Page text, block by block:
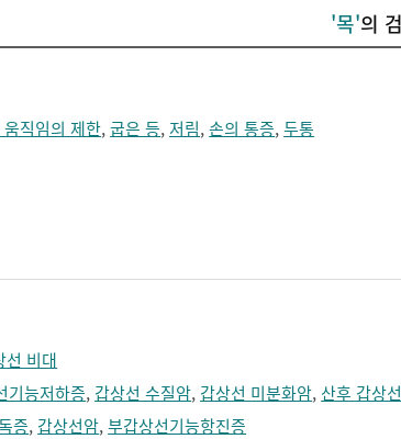
'목'의
움직임의 제한,굽은 등, 저림,손의 통증,두통
선 비대
기능저하증, 갑상선 수질암, 갑상선 미분화암, 산후 갑상
증, 갑상선암,부갑상선기능항진증